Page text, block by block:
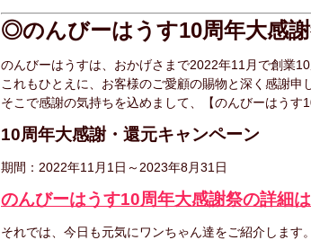
◎のんびーはうす10周年大感謝
のんびーはうすは、おかげさまで2022年11月で創業
これもひとえに、お客様のご愛顧の賜物と深く感謝申
そこで感謝の気持ちを込めまして、【のんびーはうす
10周年大感謝・還元キャンペーン
期間：2022年11月1日～2023年8月31日
のんびーはうす10周年大感謝祭の詳細
それでは、今日も元気にワンちゃん達をご紹介します。